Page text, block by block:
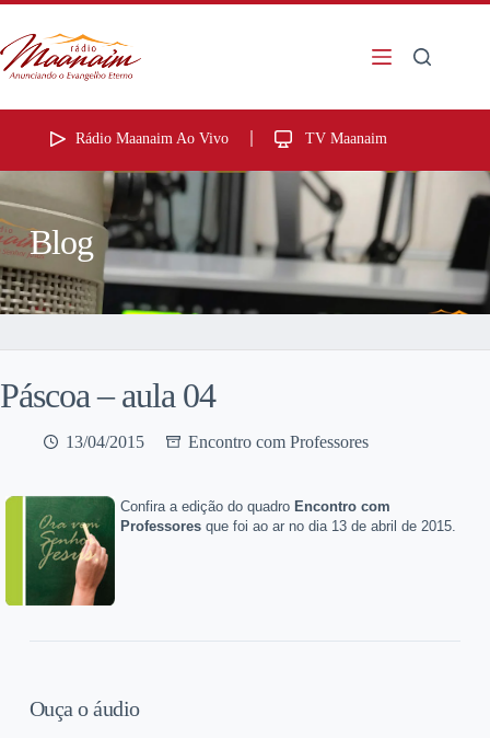
Rádio Maanaim Ao Vivo TV Maanaim
Blog
Páscoa – aula 04
13/04/2015 Encontro com Professores
Confira a edição do quadro Encontro com
Professores que foi ao ar no dia 13 de abril de 2015.
Ouça o áudio